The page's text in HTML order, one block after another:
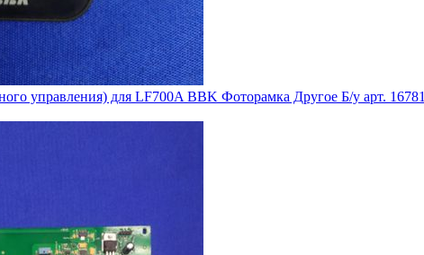
управления) для LF700A BBK Фоторамка Другое Б/у арт. 16781